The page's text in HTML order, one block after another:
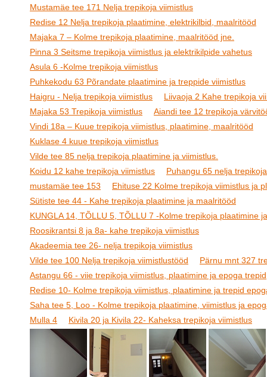
Mustamäe tee 171 Nelja trepikoja viimistlus
Redise 12 Nelja trepikoja plaatimine, elektrikilbid, maalritööd
Majaka 7 – Kolme trepikoja plaatimine, maalritööd jne.
Pinna 3 Seitsme trepikoja viimistlus ja elektrikilpide vahetus
Asula 6 -Kolme trepikoja viimistlus
Puhkekodu 63 Põrandate plaatimine ja treppide viimistlus
Haigru - Nelja trepikoja viimistlus
Liivaoja 2 Kahe trepikoja
Majaka 53 Trepikoja viimistlus
Aiandi tee 12 trepikoja
Vindi 18a – Kuue trepikoja viimistlus, plaatimine, maalritööd
Kuklase 4 kuue trepikoja viimistlus
Vilde tee 85 nelja trepikoja plaatimine ja viimistlus.
Koidu 12 kahe trepikoja viimistlus
Puhangu 65 nelja
mustamäe tee 153
Ehituse 22 Kolme trepikoja viimistlus ja
Sütiste tee 44 - Kahe trepikoja plaatimine ja maalritööd
KUNGLA 14, TÕLLU 5, TÕLLU 7 -Kolme trepikoja plaatimine
Roosikrantsi 8 ja 8a- kahe trepikoja viimistlus
Akadeemia tee 26- nelja trepikoja viimistlus
Vilde tee 100 Nelja trepikoja viimistlustööd
Pärnu mnt 327
Astangu 66 - viie trepikoja viimistlus, plaatimine ja epoga trepid
Redise 10- Kolme trepikoja viimistlus, plaatimine ja trepid
Saha tee 5, Loo - Kolme trepikoja plaatimine, viimistlus ja
Mulla 4
Kivila 20 ja Kivila 22- Kaheksa trepikoja viimistlus